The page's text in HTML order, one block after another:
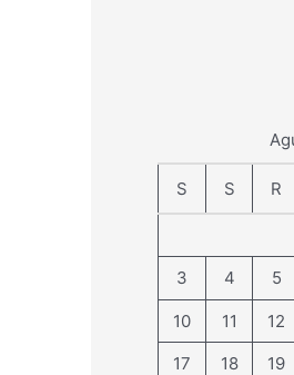
S S R
3
4 5
10 11 12
17
18 19